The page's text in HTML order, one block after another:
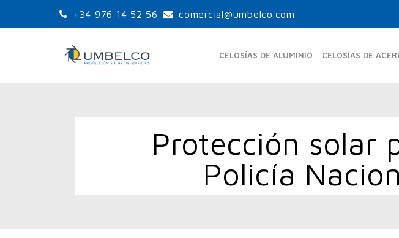
+34 976 14 52 56 comercial@umbelco.com
CELOSÍAS DE ALUMINIO
LAMAS ORIENTABLES
LAMAS FIJAS ESTÁNDAR
UPF-105
UPF-150
CELOSÍAS DE
UPO-
UPO-
Protección solar
Policía